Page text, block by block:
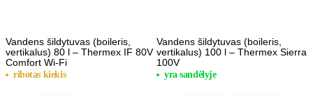
Vandens šildytuvas (boileris,
vertikalus) 80 l – Thermex IF 80V
Comfort Wi-Fi
ribotas kiekis
Vandens šildytuvas (boileris,
vertikalus) 100 l – Thermex Sierra
100V
yra sandėlyje